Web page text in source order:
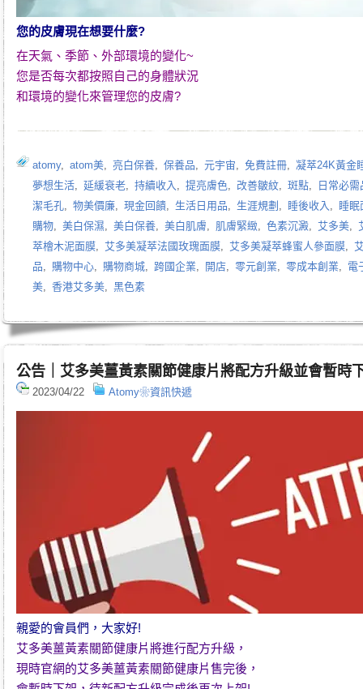
您的皮膚現在想要什麼?
在天氣、季節、外部環境的變化~
您是否每次都按照自己的身體狀況
和環境的變化來管理您的皮膚?
atomy, atom美, 亮白保養, 保養品, 元宇宙, 免費註冊, 凝萃24K黃金
夢想生活, 延緩衰老, 持續收入 , 提亮膚色, 改善皺紋, 斑點,
日常必需
潔毛孔, 物美價廉, 現金回饋, 生活日用品, 生涯規劃 , 睡後收入 , 睡眠
購物, 美白保濕, 美白保養, 美白肌膚, 肌膚緊緻, 色素沉澱, 艾多美,
萃檜木泥面膜, 艾多美凝萃法國玫瑰面膜, 艾多美凝萃蜂蜜人參面膜,
品, 購物中心, 購物商城, 跨國企業, 開店, 零元創業, 零成本創業, 電
美, 香港艾多美, 黑色素
公告｜艾多美薑黃素關節健康片將配方升級並會暫時
2023/04/22 Atomy❀資訊快遞
親愛的會員們，大家好!
艾多美薑黃素關節健康片將進行配方升級，
現時官網的艾多美薑黃素關節健康片售完後，